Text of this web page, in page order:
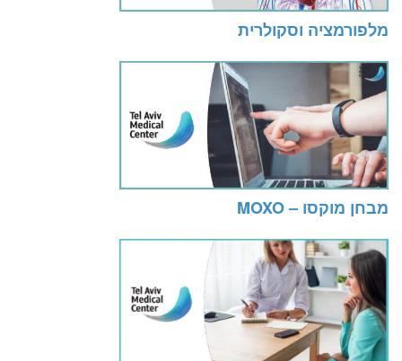
מלפורמציה וסקולרית
מבחן מוקסו – MOXO